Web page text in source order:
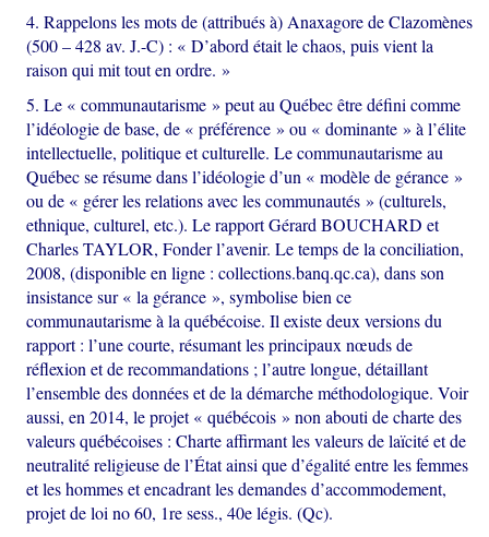
4. Rappelons les mots de (attribués à) Anaxagore de Clazomènes
(500 – 428 av. J.-C) : « D’abord était le chaos, puis vient la
raison qui mit tout en ordre. »
5. Le « communautarisme » peut au Québec être défini comme
l’idéologie de base, de « préférence » ou « dominante » à l’élite
intellectuelle, politique et culturelle. Le communautarisme au
Québec se résume dans l’idéologie d’un « modèle de gérance »
ou de « gérer les relations avec les communautés » (culturels,
ethnique, culturel, etc.). Le rapport Gérard BOUCHARD et
Charles TAYLOR, Fonder l’avenir. Le temps de la conciliation,
2008, (disponible en ligne : collections.banq.qc.ca), dans son
insistance sur « la gérance », symbolise bien ce
communautarisme à la québécoise. Il existe deux versions du
rapport : l’une courte, résumant les principaux nœuds de
réflexion et de recommandations ; l’autre longue, détaillant
l’ensemble des données et de la démarche méthodologique. Voir
aussi, en 2014, le projet « québécois » non abouti de charte des
valeurs québécoises : Charte affirmant les valeurs de laïcité et de
neutralité religieuse de l’État ainsi que d’égalité entre les femmes
et les hommes et encadrant les demandes d’accommodement,
projet de loi no 60, 1re sess., 40e légis. (Qc).